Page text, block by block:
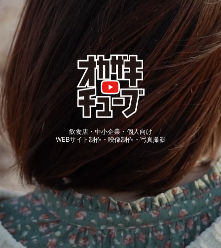
飲食店・中小企業・個人向け
WEBサイト制作・映像制作・写真撮影